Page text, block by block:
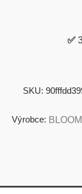
✅
SKU:
Výrobce: